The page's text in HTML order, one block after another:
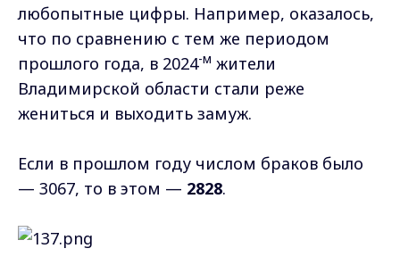
любопытные цифры. Например, оказалось,
что по сравнению с тем же периодом
прошлого года, в 2024-м жители
Владимирской области стали реже
жениться и выходить замуж.
Если в прошлом году числом браков было
— 3067, то в этом — 2828.